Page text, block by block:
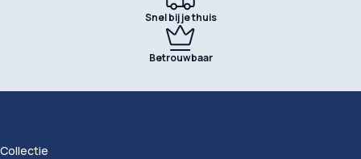
Snel bij je thuis
Betrouwbaar
Collectie